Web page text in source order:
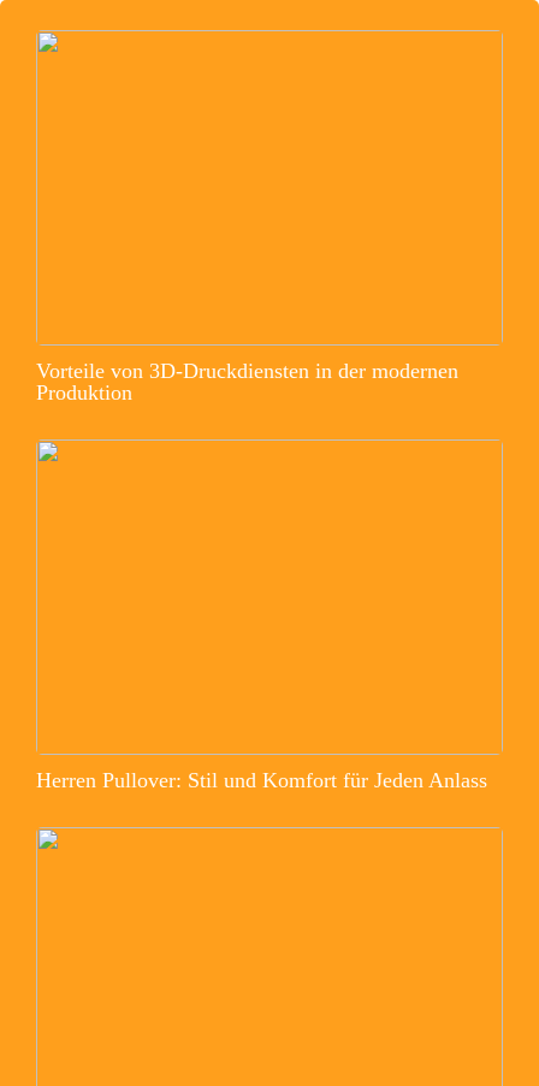
Vorteile von 3D-Druckdiensten in der modernen
Produktion
Herren Pullover: Stil und Komfort für Jeden Anlass